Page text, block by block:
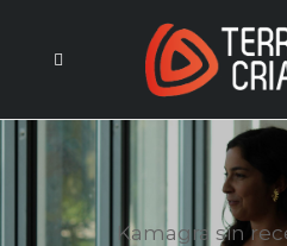
Kamagra sin